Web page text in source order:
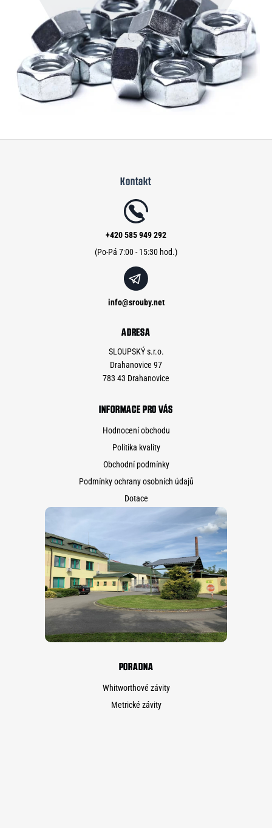
Kontakt
info@srouby.net
+420 585 949 292
ADRESA
SLOUPSKÝ s.r.o.
Drahanovice 97
783 43 Drahanovice
INFORMACE PRO VÁS
Hodnocení obchodu
Politika kvality
Obchodní podmínky
Podmínky ochrany osobních údajů
Dotace
PORADNA
Whitworthové závity
Metrické závity